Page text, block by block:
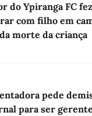
do Ypiranga FC
com filho em
morte da criança
pede
para ser